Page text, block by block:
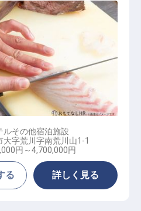
ルその他宿泊施設
大字荒川字南荒川山1-1
円～4,700,000円
る 詳しく見る